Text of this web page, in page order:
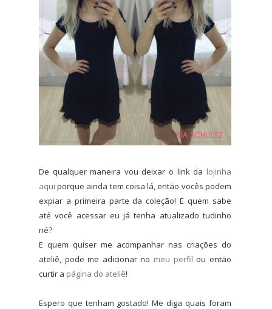
De qualquer maneira vou deixar o link da lojinha
aqui porque ainda tem coisa lá, então vocês podem
expiar a primeira parte da coleção! E quem sabe
até você acessar eu já tenha atualizado tudinho
né?
E quem quiser me acompanhar nas criações do
ateliê, pode me adicionar no meu perfil ou então
curtir a página do ateliê!
Espero que tenham gostado! Me diga quais foram